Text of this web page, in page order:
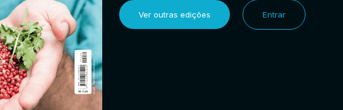
Ver outras edições Entrar